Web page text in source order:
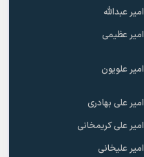
امیر عبدالله
امیر عظیمی
امیر علویون
امیر علی بهادری
امیر علی کریمخانی
امیر علیخانی